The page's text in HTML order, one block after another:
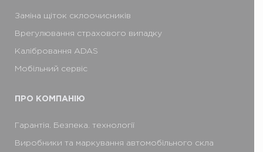
Заміна щіток склоочисників
Врегулювання страхового випадку
Калібровання ADAS
Мобільний сервіс
ПРО КОМПАНІЮ
Гарантія. Безпека. технології
Виробники та маркування автомобільного скла